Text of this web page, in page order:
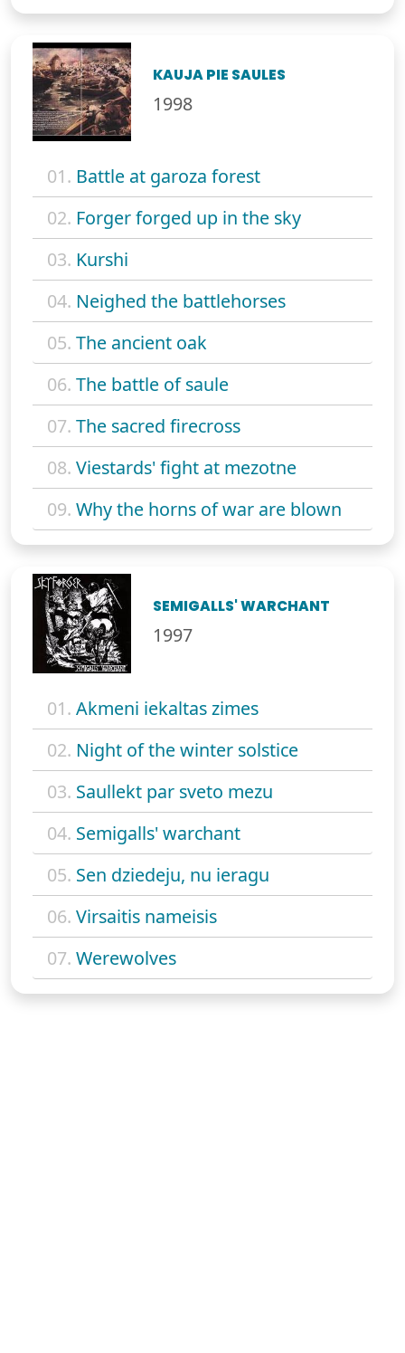
KAUJA PIE SAULES
1998
01. Battle at garoza forest
02. Forger forged up in the sky
03. Kurshi
04. Neighed the battlehorses
05. The ancient oak
06. The battle of saule
07. The sacred firecross
08. Viestards' fight at mezotne
09. Why the horns of war are blown
SEMIGALLS' WARCHANT
1997
01. Akmeni iekaltas zimes
02. Night of the winter solstice
03. Saullekt par sveto mezu
04. Semigalls' warchant
05. Sen dziedeju, nu ieragu
06. Virsaitis nameisis
07. Werewolves